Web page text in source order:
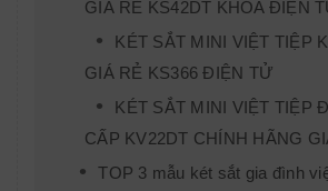
GIÁ RẺ KS42DT KHÓA ĐIỆN
KÉT SẮT MINI VIỆT TIỆP
GIÁ RẺ KS366 ĐIỆN TỬ
KÉT SẮT MINI VIỆT TIỆP
CẤP KV22DT CHÍNH HÃNG
TOP 3 mẫu két sắt gia đình